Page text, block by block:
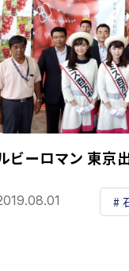
ビーロマン 東京